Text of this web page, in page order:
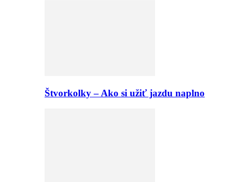
Štvorkolky – Ako si užiť jazdu naplno